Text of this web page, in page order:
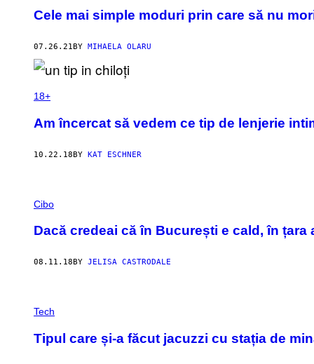
Cele mai simple moduri prin care să nu
07.26.21 BY MIHAELA OLARU
18+
Am încercat să vedem ce tip de lenjerie
10.22.18BY KAT ESCHNER
Cibo
Dacă credeai că în București e cald, în
08.11.18 BY JELISA CASTRODALE
Tech
Tipul care și-a făcut jacuzzi cu stația de